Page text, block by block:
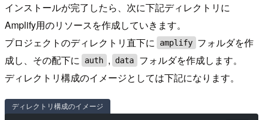
インストールが完了したら、次に下記ディレクトリに
Amplify用のリソースを作成していきます。
プロジェクトのディレクトリ直下に
amplify フォルダを作
成し、その配下に
auth , data
フォルダを作成します。
ディレクトリ構成のイメージとしては下記になります。
ディレクトリ構成のイメージ